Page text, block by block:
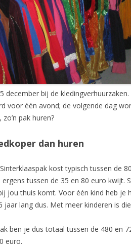
december bij de kledingverhuurzaken.
voor één avond; de volgende dag
pak huren?
dan huren
kost typisch tussen de
tussen de 35 en 80 euro kwijt.
jou thuis komt. Voor één kind heb je
lang dus. Met meer kinderen is
ben je dus totaal tussen de 480 en
euro.